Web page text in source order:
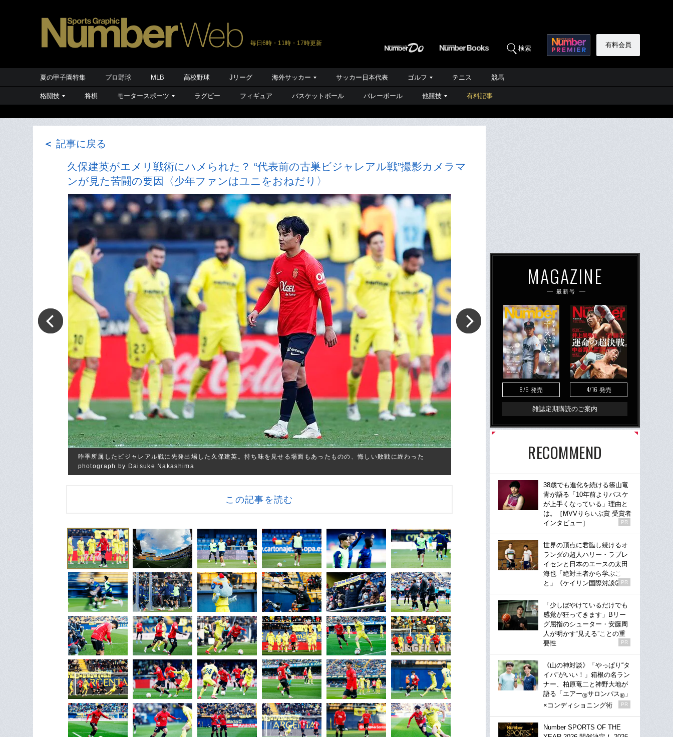
毎日6時・11時・17時更新
検索 有料会員
夏の甲子園特集 プロ野球 MLB 高校野球 Jリーグ 海外サッカー サッカー日本代表 ゴルフ テニス 競馬
格闘技 将棋 モータースポーツ ラグビー フィギュア バスケットボール バレーボール 他競技 有料記事
＜ 記事に戻る
久保建英がエメリ戦術にハメられた？ “代表前の古巣ビジャレアル戦”撮影カメラマ
ンが見た苦闘の要因〈少年ファンはユニをおねだり〉
昨季所属したビジャレアル戦に先発出場した久保建英。持ち味を見せる場面もあったものの、悔しい敗戦に終わった
photograph by Daisuke Nakashima
この記事を読む
MAGAZINE
最新号
8/6 発売 4/16 発売
雑誌定期購読のご案内
RECOMMEND
38歳でも進化を続ける篠山竜
青が語る「10年前よりバスケ
が上手くなっている」理由と
は。［MVVりらいぶ賞 受賞者
インタビュー］
PR
世界の頂点に君臨し続けるオ
ランダの超人ハリー・ラブレ
イセンと日本のエースの太田
海也「絶対王者から学ぶこ
と」《ケイリン国際対談②》
PR
「少しぼやけているだけでも
感覚が狂ってきます」Bリー
グ屈指のシューター・安藤周
人が明かす“見える”ことの重
要性
PR
《山の神対談》「やっぱり“タ
イパ”がいい！」箱根の名ラン
ナー、柏原竜二と神野大地が
語る「エアー®サロンパス® 」
×コンディショニング術
PR
Number SPORTS OF THE